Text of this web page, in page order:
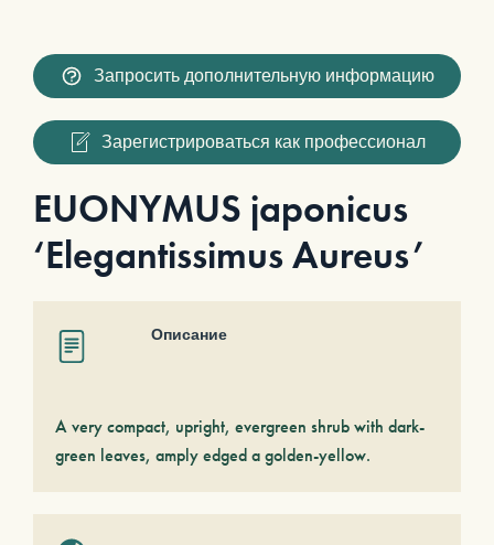
Запросить дополнительную информацию
Зарегистрироваться как профессионал
EUONYMUS japonicus
‘Elegantissimus Aureus’
Описание
A very compact, upright, evergreen shrub with dark-
green leaves, amply edged a golden-yellow.